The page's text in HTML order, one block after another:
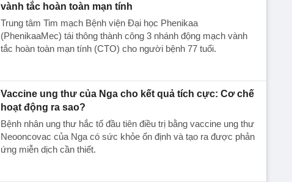
vành tắc hoàn toàn mạn tính
Trung tâm Tim mạch Bệnh viện Đại học Phenikaa
(PhenikaaMec) tái thông thành công 3 nhánh động mạch vành
tắc hoàn toàn mạn tính (CTO) cho người bệnh 77 tuổi.
Vaccine ung thư của Nga cho kết quả tích cực: Cơ chế
hoạt động ra sao?
Bệnh nhân ung thư hắc tố đầu tiên điều trị bằng vaccine ung thư
Neooncovac của Nga có sức khỏe ổn định và tạo ra được phản
ứng miễn dịch cần thiết.